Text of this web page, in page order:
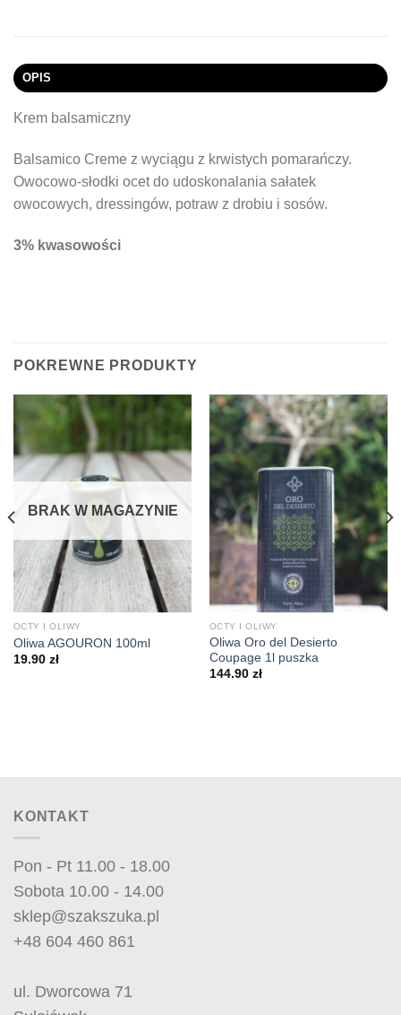
OPIS
Krem balsamiczny
Balsamico Creme z wyciągu z krwistych pomarańczy.
Owocowo-słodki ocet do udoskonalania sałatek
owocowych, dressingów, potraw z drobiu i sosów.
3% kwasowości
POKREWNE PRODUKTY
BRAK W MAGAZYNIE
OCTY I OLIWY
Oliwa AGOURON 100ml
19.90 zł
OCTY I OLIWY
Oliwa Oro del Desierto
Coupage 1l puszka
144.90 zł
KONTAKT
Pon - Pt 11.00 - 18.00
Sobota 10.00 - 14.00
sklep@szakszuka.pl
+48 604 460 861
ul. Dworcowa 71